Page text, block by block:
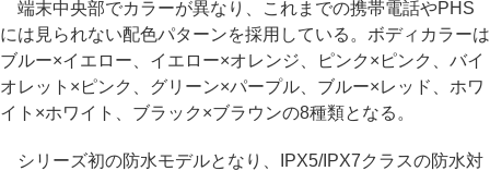
端末中央部でカラーが異なり、これまでの携帯電話やPHS
には見られない配色パターンを採用している。ボディカラーは
ブルー×イエロー、イエロー×オレンジ、ピンク×ピンク、バイ
オレット×ピンク、グリーン×パープル、ブルー×レッド、ホワ
イト×ホワイト、ブラック×ブラウンの8種類となる。
シリーズ初の防水モデルとなり、IPX5/IPX7クラスの防水対